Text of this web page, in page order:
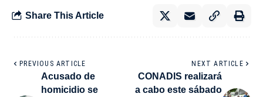
Share This Article
PREVIOUS ARTICLE
Acusado de
homicidio se
NEXT ARTICLE
CONADIS realizará
a cabo este sábado